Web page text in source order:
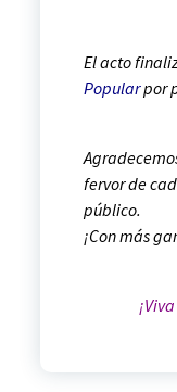
El acto
Popularpor
fervor de
público.
¡Con más